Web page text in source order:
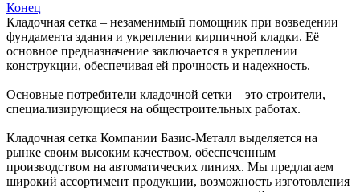
Конец
Кладочная сетка – незаменимый помощник при возведении
фундамента здания и укреплении кирпичной кладки. Её
основное предназначение заключается в укреплении
конструкции, обеспечивая ей прочность и надежность.
Основные потребители кладочной сетки – это строители,
специализирующиеся на общестроительных работах.
Кладочная сетка Компании Базис-Металл выделяется на
рынке своим высоким качеством, обеспеченным
производством на автоматических линиях. Мы предлагаем
широкий ассортимент продукции, возможность изготовления